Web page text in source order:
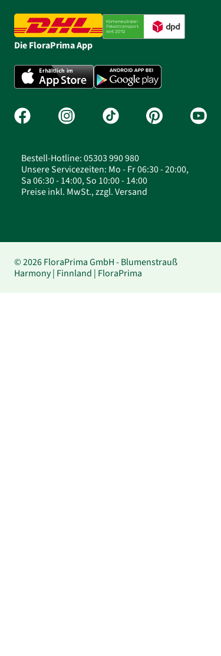
Die FloraPrima App
Bestell-Hotline: 05303 990 980
Unsere Servicezeiten: Mo - Fr 06:30 - 20:00,
Sa 06:30 - 14:00, So 10:00 - 14:00
Preise inkl. MwSt., zzgl. Versand
© 2026 FloraPrima GmbH - Blumenstrauß
Harmony | Finnland | FloraPrima